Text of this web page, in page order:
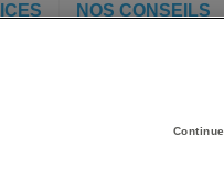
NOS CONSEILS
1 bac à albums d'une